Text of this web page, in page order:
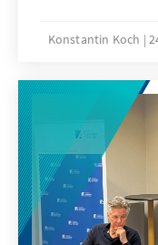
Konstantin Koch